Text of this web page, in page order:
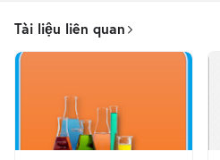
Tài liệu liên quan